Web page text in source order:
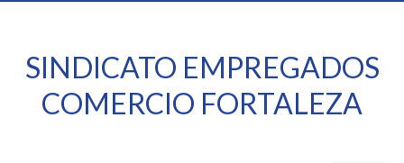
SINDICATO EMPREGADOS
COMERCIO FORTALEZA